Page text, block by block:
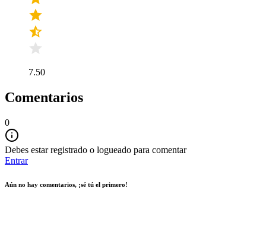
7.50
Comentarios
0
Debes estar registrado o logueado para comentar
Entrar
Aún no hay comentarios, ¡sé tú el primero!